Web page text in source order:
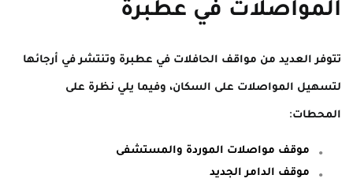
المواصلات في عطبرة
تتوفر العديد من مواقف الحافلات في عطبرة وتنتشر في أرجائها
لتسهيل المواصلات على السكان، وفيما يلي نظرة على
المحطات:
موقف مواصلات الموردة والمستشفى
موقف الدامر الجديد